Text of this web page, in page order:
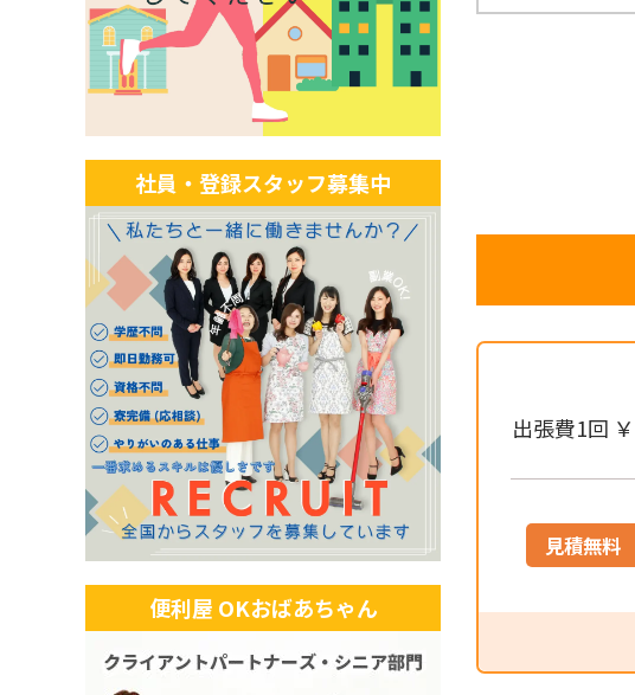
出張費1回 ￥
見積無料
社員・登録スタッフ募集中
便利屋 OKおばあちゃん